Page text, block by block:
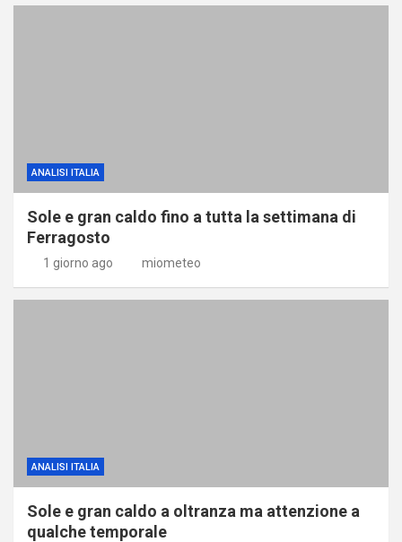
ANALISI ITALIA
Sole e gran caldo fino a tutta la settimana di
Ferragosto
1 giorno ago miometeo
ANALISI ITALIA
Sole e gran caldo a oltranza ma attenzione a
qualche temporale